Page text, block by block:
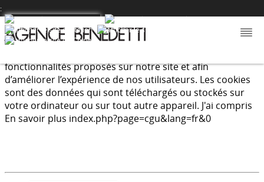
fonctionnalités proposés sur notre site et afin
d’améliorer l’expérience de nos utilisateurs. Les cookies
sont des données qui sont téléchargés ou stockés sur
votre ordinateur ou sur tout autre appareil. J'ai compris
En savoir plus index.php?page=cgu&lang=fr&0
: